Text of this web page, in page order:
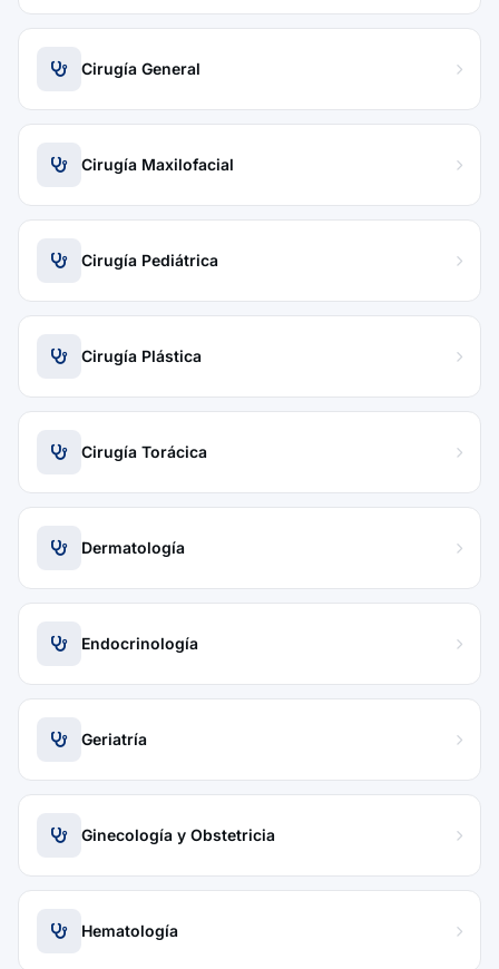
Cirugía General
Cirugía Maxilofacial
Cirugía Pediátrica
Cirugía Plástica
Cirugía Torácica
Dermatología
Endocrinología
Geriatría
Ginecología y Obstetricia
Hematología